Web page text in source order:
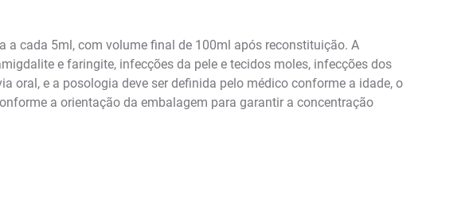
a cada 5ml, com volume final de 100ml após reconstituição. A
e faringite, infecções da pele e tecidos moles, infecções dos
oral, e a posologia deve ser definida pelo médico conforme a idade, o
a orientação da embalagem para garantir a concentração